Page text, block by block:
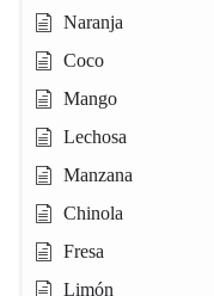
Naranja
Coco
Mango
Lechosa
Manzana
Chinola
Fresa
Limón